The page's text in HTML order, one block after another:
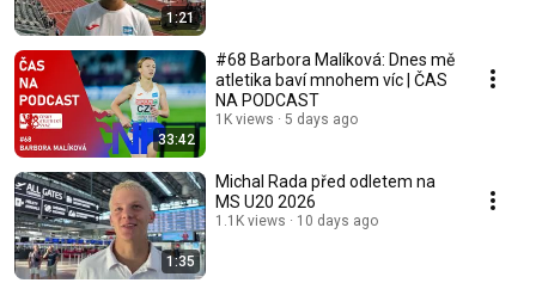
1:21
33:42
#68 Barbora Malíková: Dnes mě
atletika baví mnohem víc | ČAS
NA PODCAST
1K views 5 days ago
1:35
Michal Rada před odletem na
MS U20 2026
1.1K views 10 days ago